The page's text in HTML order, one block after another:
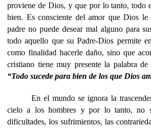
proviene de Dios, y que por lo tanto, todo
bien. Es consciente del amor que Dios le
padre no puede desear mal alguno para
todo aquello que su Padre-Dios permite
como finalidad hacerle daño, sino que
cristiano tiene muy presente la palabra
“Todo sucede para bien de los que Dios
En el mundo se ignora la
cielo a los hombres y por lo tanto, no
dificultades, los sufrimientos, las